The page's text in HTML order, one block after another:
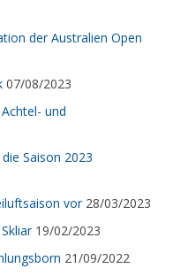
der Australien Open
07/08/2023
und
Saison 2023
vor 28/03/2023
19/02/2023
21/09/2022